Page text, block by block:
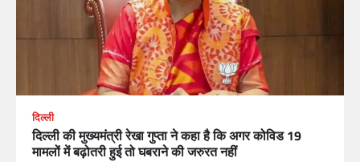
दिल्ली
दिल्ली की मुख्यमंत्री रेखा गुप्ता ने कहा है कि अगर कोविड 19
मामलों में बढ़ोतरी हुई तो घबराने की जरुरत नहीं